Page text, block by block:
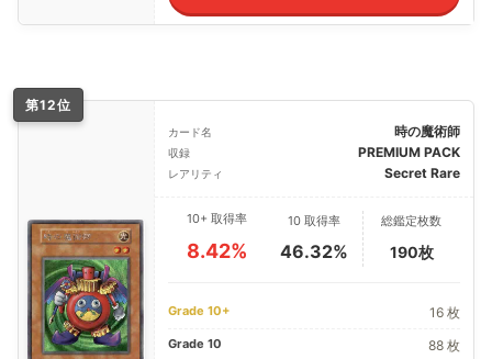
第12位
カード名 時の魔術師
収録 PREMIUM PACK
レアリティ Secret Rare
10+ 取得率
8.42%
10 取得率
46.32%
総鑑定枚数
190枚
Grade 10+ 16 枚
Grade 10 88 枚